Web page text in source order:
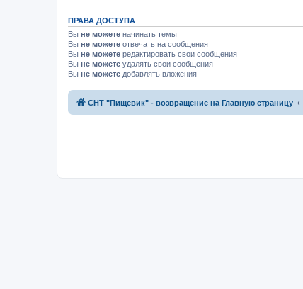
ПРАВА ДОСТУПА
Вы не можете начинать темы
Вы не можете отвечать на сообщения
Вы не можете редактировать свои сообщения
Вы не можете удалять свои сообщения
Вы не можете добавлять вложения
СНТ "Пищевик" - возвращение на Главную страницу